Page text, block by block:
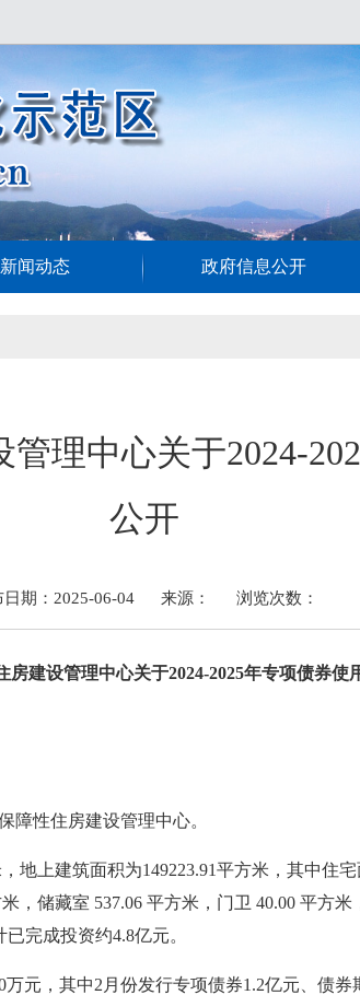
新闻动态 政府信息公开
理中心关于2024-
公开
日期：2025-06-04 来源： 浏览次数：
房建设管理中心关于2024-2025年专项债券使
障性住房建设管理中心。
地上建筑面积为149223.91平方米，其中住宅
，储藏室 537.06 平方米，门卫 40.00 平方
已完成投资约4.8亿元。
万元， 其中2月份发行专项债券1.2亿元、 债券